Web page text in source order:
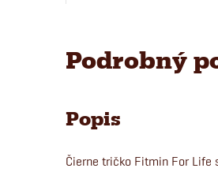
Podrobný
Popis
Čierne tričko Fitmin For Life